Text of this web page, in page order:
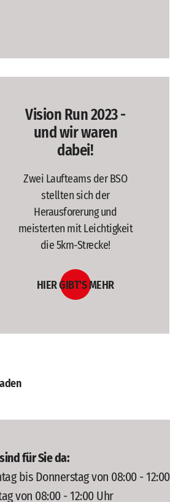
Vision Run 2023 -
und wir waren
dabei!
Zwei Laufteams der BSO
stellten sich der
Herausforerung und
meisterten mit Leichtigkeit
die 5km-Strecke!
HIER GIBT'S MEHR
für Sie da:
bis Donnerstag von 08:00 -
von 08:00 - 12:00 Uhr